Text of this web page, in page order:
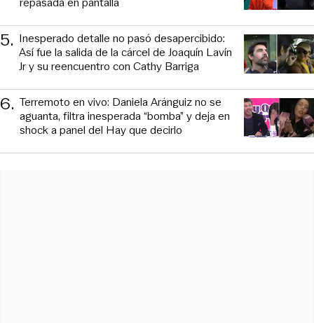
5. Inesperado detalle no pasó desapercibido:
Así fue la salida de la cárcel de Joaquín Lavín
Jr y su reencuentro con Cathy Barriga
6. Terremoto en vivo: Daniela Aránguiz no se
aguanta, filtra inesperada “bomba” y deja en
shock a panel del Hay que decirlo